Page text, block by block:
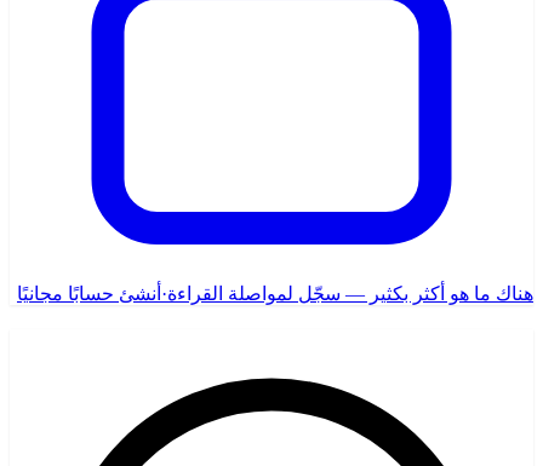
هناك ما هو أكثر بكثير — سجّل لمواصلة القراءة· أنشئ حسابًا مجانيًا